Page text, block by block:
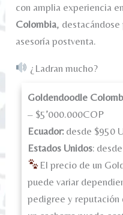
con amplia experiencia en
Colombia, destacándose
asesoría postventa.
¿Ladran mucho?
Goldendoodle
– $5’000.000COP
Ecuador: desde $950
Estados Unidos:
El precio de un
puede variar
pedigree y reputación